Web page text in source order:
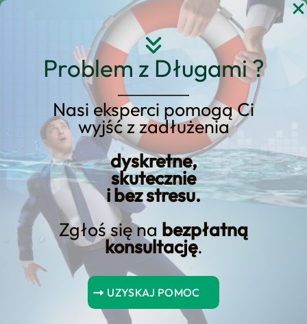
Problem z Długami ?
Nasi eksperci pomogą Ci
wyjść z zadłużenia
dyskretne,
skutecznie
i bez stresu.
Zgłoś się na bezpłatną
konsultację.
UZYSKAJ POMOC
Przejdź
KREDYT123.PL – OFERTA SPRZEDAŻOWA
upadłość konsumencka
brak majątku
Jeśli rozważasz upadłość konsumencka
brak majątku, potrzebujesz konkretnej
oferty sprzedażowej, a nie ogólników. Na
tej stronie dostajesz jasny model